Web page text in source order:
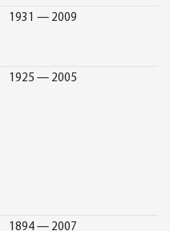
1931 — 2009
1925 — 2005
1894 — 2007